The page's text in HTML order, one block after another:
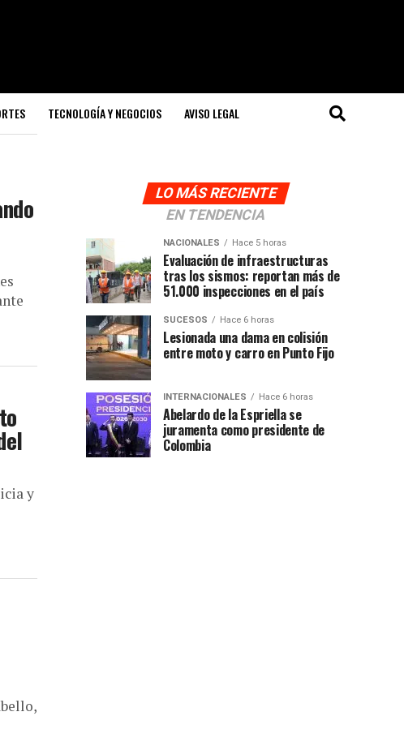
TECNOLOGÍA Y NEGOCIOS AVISO LEGAL
y
LO MÁS RECIENTE
EN TENDENCIA
NACIONALES Hace 5 horas
Evaluación de infraestructuras
tras los sismos: reportan más de
51.000 inspecciones en el país
SUCESOS Hace 6 horas
Lesionada una dama en colisión
entre moto y carro en Punto Fijo
INTERNACIONALES Hace 6 horas
Abelardo de la Espriella se
juramenta como presidente de
Colombia